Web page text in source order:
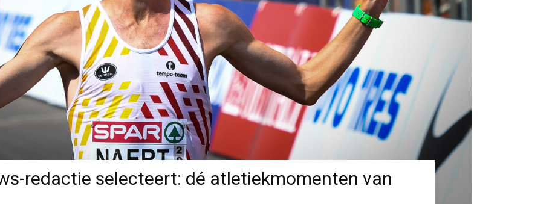
redactie selecteert: dé atletiekmomenten van